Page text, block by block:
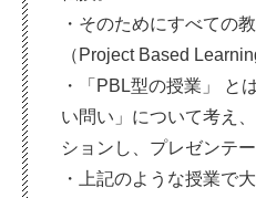
・そのためにすべての
（Project Based
・「PBL型の授業」 と
い問い」について考え
ションし、プレゼンテ
・上記のような授業で